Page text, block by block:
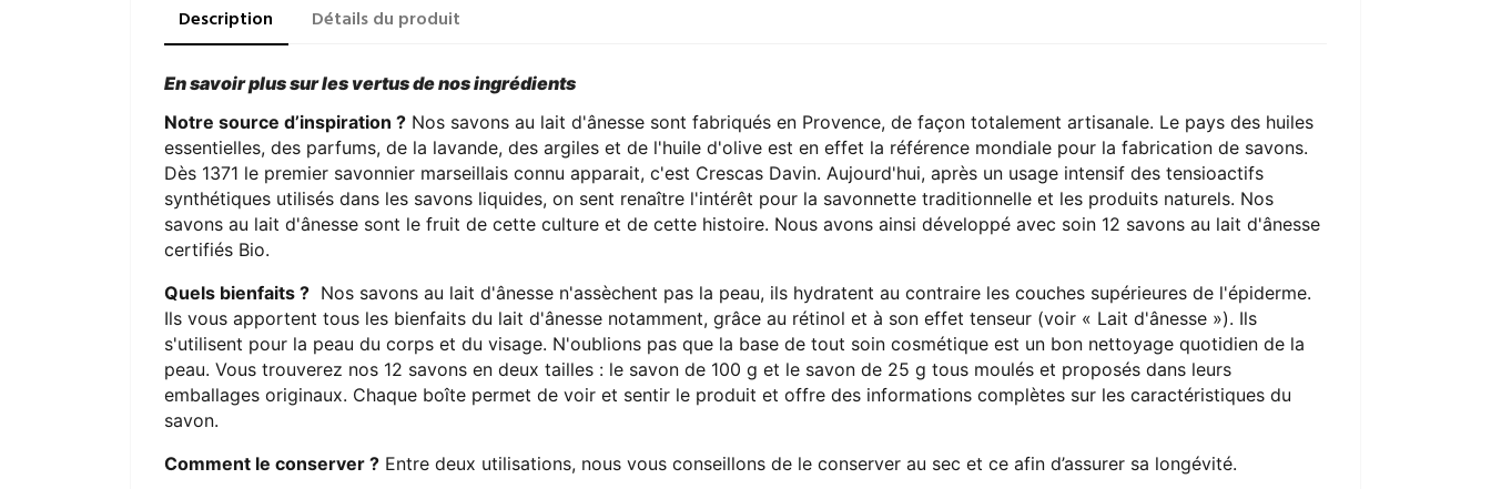
Description Détails du produit
En savoir plus sur les vertus de nos ingrédients
Notre source d’inspiration ? Nos savons au lait d'ânesse sont fabriqués en Provence, de façon totalement artisanale. Le pays des huiles
essentielles, des parfums, de la lavande, des argiles et de l'huile d'olive est en effet la référence mondiale pour la fabrication de savons.
Dès 1371 le premier savonnier marseillais connu apparait, c'est Crescas Davin. Aujourd'hui, après un usage intensif des tensioactifs
synthétiques utilisés dans les savons liquides, on sent renaître l'intérêt pour la savonnette traditionnelle et les produits naturels. Nos
savons au lait d'ânesse sont le fruit de cette culture et de cette histoire. Nous avons ainsi développé avec soin 12 savons au lait d'ânesse
certifiés Bio.
Quels bienfaits ? Nos savons au lait d'ânesse n'assèchent pas la peau, ils hydratent au contraire les couches supérieures de l'épiderme.
Ils vous apportent tous les bienfaits du lait d'ânesse notamment, grâce au rétinol et à son effet tenseur (voir « Lait d'ânesse »). Ils
s'utilisent pour la peau du corps et du visage. N'oublions pas que la base de tout soin cosmétique est un bon nettoyage quotidien de la
peau. Vous trouverez nos 12 savons en deux tailles : le savon de 100 g et le savon de 25 g tous moulés et proposés dans leurs
emballages originaux. Chaque boîte permet de voir et sentir le produit et offre des informations complètes sur les caractéristiques du
savon.
Comment le conserver ? Entre deux utilisations, nous vous conseillons de le conserver au sec et ce afin d’assurer sa longévité.